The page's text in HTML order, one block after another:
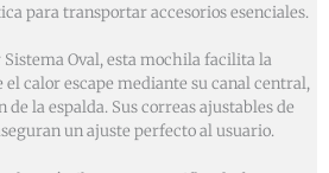
para transportar accesorios esenciales.
Oval, esta mochila facilita la
calor escape mediante su canal central,
la espalda. Sus correas ajustables de
un ajuste perfecto al usuario.